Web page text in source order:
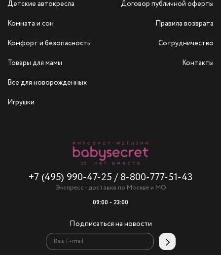
Детские автокресла
Комната и сон
Комфорт и безопасность
Товары для мамы
Все для новорожденных
Игрушки
+7 (495) 990-47-25 / 8-800-777-51-43
Экспресс - доставка по Москве и МО
09:00 - 23:00
Подписаться на новости
Договор публичной оферты
Правила возврата
Сотрудничество
Контакты